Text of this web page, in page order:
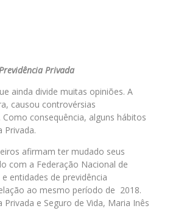
Privada
ainda divide muitas opiniões. A
causou controvérsias
consequência, alguns hábitos
Privada.
afirmam ter mudado seus
com a Federação Nacional de
entidades de previdência
ao mesmo período de 2018.
e Seguro de Vida, Maria Inês